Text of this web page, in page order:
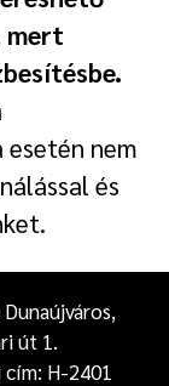
mert
esetén nem
és
út 1.
cím: H-2401